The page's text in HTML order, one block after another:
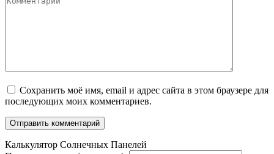
Сохранить моё имя, email и адрес сайта в этом браузере для
последующих моих комментариев.
Калькулятор Солнечных Панелей